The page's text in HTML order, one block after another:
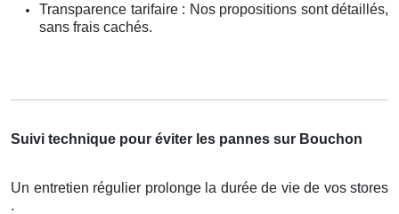
Transparence tarifaire : Nos propositions sont détaillés,
sans frais cachés.
Suivi technique pour éviter les pannes sur Bouchon
Un entretien régulier prolonge la durée de vie de vos stores
.